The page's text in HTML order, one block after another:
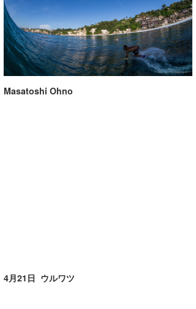
Masatoshi Ohno
4月21日 ウルワツ
喜納海人
KID
KOBU
KY
YUKI☆